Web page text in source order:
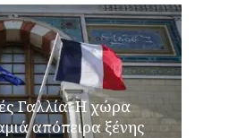
Γαλλία: Η χώρα
απόπειρα ξένης